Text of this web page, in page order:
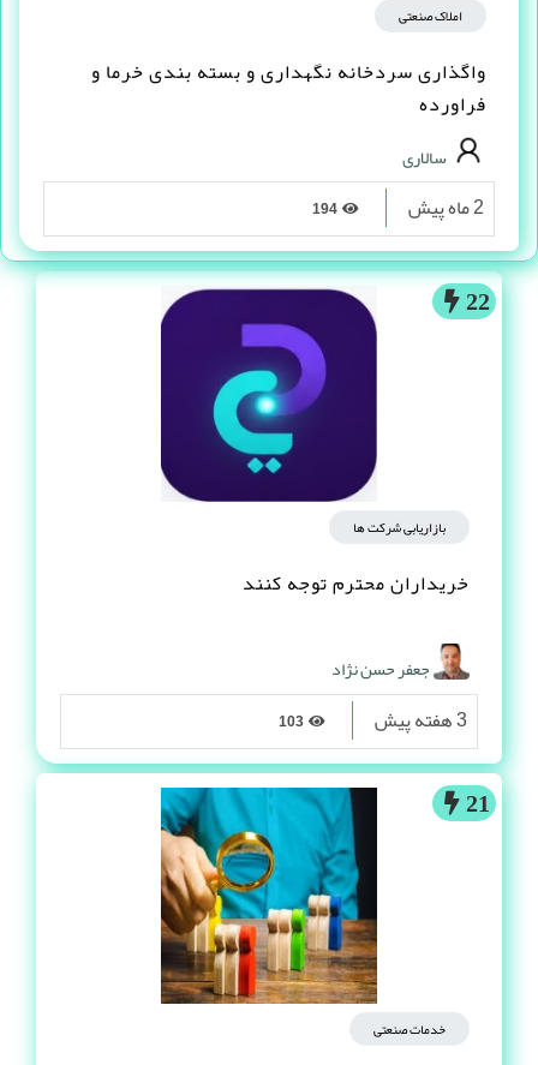
22
بازاریابی شرکت ها
خریداران محترم توجه کنند
جعفر حسن نژاد
3 هفته پیش
21
خدمات صنعتی
املاک صنعتی
واگذاری سردخانه نگهداری و بسته بندی خرما و
فراورده
سالاری
2 ماه پیش